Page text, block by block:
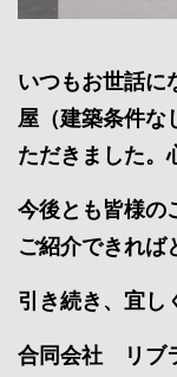
いつもお世話に
屋（建築条件な
ただきました。
今後とも皆様の
ご紹介できれば
引き続き、宜し
合同会社 リブ